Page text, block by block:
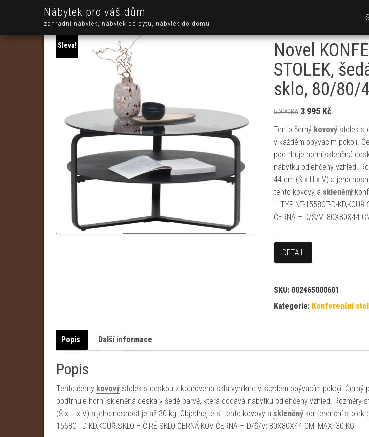
Nábytek pro váš dům
zahradní nábytek, nábytek do bytu, nábytek do domu
Sleva!
Novel
STOLEK,
sklo, 80/80/
5 399Kč Původní cena byla:
3 995 KčAktuální
Tento černý kovovýstolek s
v každém obývacím pokoji.
podtrhuje horní skleněná
nábytku odlehčený vzhled.
44 cm (Š x H x V) a jeho
tento kovový a skleněný
– TYP:NT-1558CT-D-
ČERNÁ – D/Š/V: 80X80X44
DETAIL
SKU: 002465000601
Kategorie: Konferenční
Popis Další informace
Popis
Tento černý kovový stolek s deskou z kouřového skla vynikne v každém obývacím pokoji. Černý
podtrhuje horní skleněná deska v šedé barvě, která dodává nábytku odlehčený vzhled. Rozměry
(Š x H x V) a jeho nosnost je až 30 kg. Objednejte si tento kovový a skleněný konferenční stolek
1558CT-D-KD,KOUŘ.SKLO – ČIRÉ SKLO ČERNÁ,KOV ČERNÁ – D/Š/V: 80X80X44 CM, MAX: 30 KG